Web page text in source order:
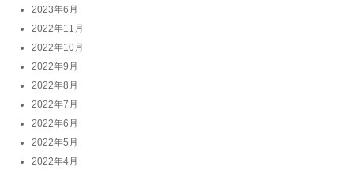
2023年6月
2022年11月
2022年10月
2022年9月
2022年8月
2022年7月
2022年6月
2022年5月
2022年4月